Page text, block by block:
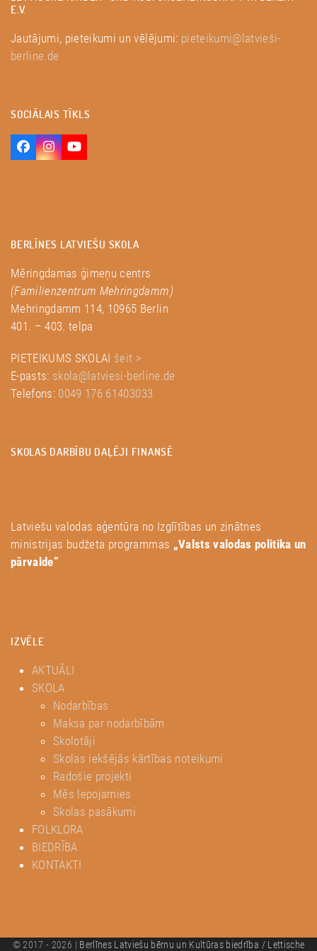
E.V.
Jautājumi, pieteikumi un vēlējumi: pieteikumi@latvieši-
berline.de
SOCIĀLAIS TĪKLS
Facebook
InstagramYouTube
BERLĪNES LATVIEŠU SKOLA
Mēringdamas ģimeņu centrs
(Familienzentrum Mehringdamm)
Mehringdamm 114, 10965 Berlin
401. – 403. telpa
PIETEIKUMS SKOLAI šeit >
E-pasts: skola@latviesi-berline.de
Telefons: 0049 176 61403033
SKOLAS DARBĪBU DAĻĒJI FINANSĒ
Latviešu valodas aģentūra no Izglītības un zinātnes
ministrijas budžeta programmas „Valsts valodas politika un
pārvalde”
IZVĒLE
AKTUĀLI
SKOLA
Nodarbības
Maksa par nodarbībām
Skolotāji
Skolas iekšējās kārtības noteikumi
Radošie projekti
Mēs lepojamies
Skolas pasākumi
FOLKLORA
BIEDRĪBA
KONTAKTI
© 2017 - 2026 | Berlīnes Latviešu bērnu un Kultūras biedrība / Lettische